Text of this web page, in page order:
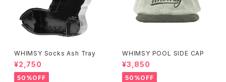
WHIMSY Socks Ash Tray
¥2,750
50%OFF
WHIMSY POOL SIDE CAP
¥3,850
50%OFF